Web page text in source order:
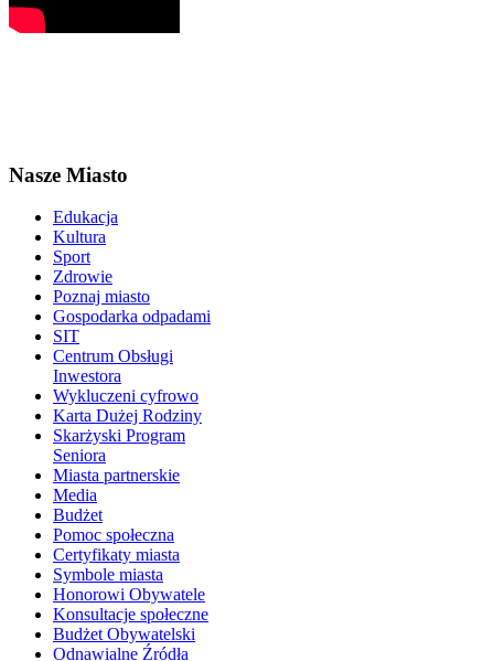
Nasze Miasto
Edukacja
Kultura
Sport
Zdrowie
Poznaj miasto
Gospodarka odpadami
SIT
Centrum Obsługi
Inwestora
Wykluczeni cyfrowo
Karta Dużej Rodziny
Skarżyski Program
Seniora
Miasta partnerskie
Media
Budżet
Pomoc społeczna
Certyfikaty miasta
Symbole miasta
Honorowi Obywatele
Konsultacje społeczne
Budżet Obywatelski
Odnawialne Źródła